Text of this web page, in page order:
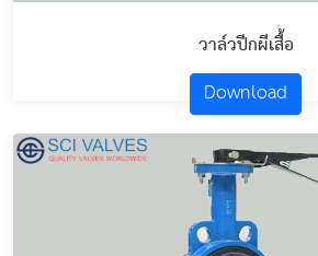
วาล์วปีกผีเสื้อ
Download